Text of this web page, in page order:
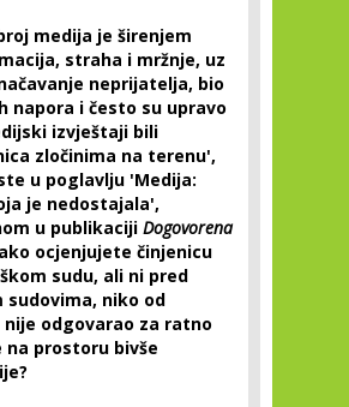
medija je širenjem
straha i mržnje, uz
neprijatelja, bio
napora i često su upravo
izvještaji bili
zločinima na terenu',
u poglavlju 'Medija:
je nedostajala',
u publikaciji Dogovorena
ocjenjujete činjenicu
sudu, ali ni pred
sudovima, niko od
nije odgovarao za ratno
na prostoru bivše